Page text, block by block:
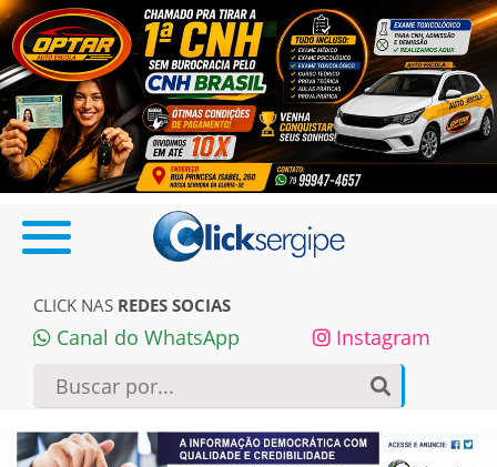
CLICK NAS REDES SOCIAS
Canal do WhatsApp Instagram